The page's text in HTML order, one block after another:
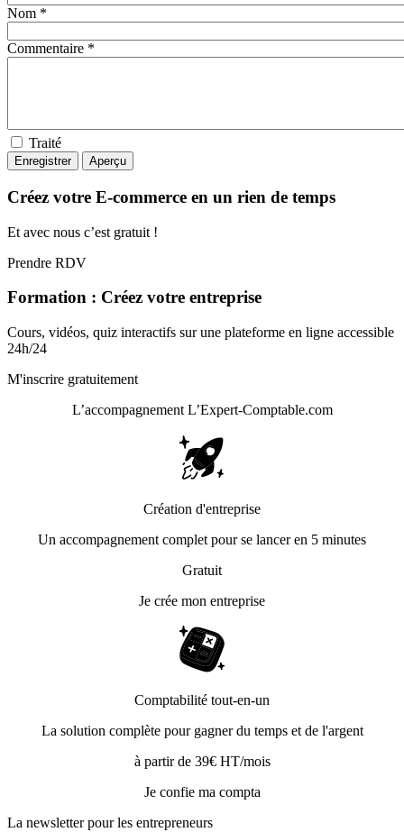
Nom *
Commentaire *
Traité
Créez votre E-commerce en un rien de temps
Et avec nous c’est gratuit !
Prendre RDV
Formation : Créez votre entreprise
Cours, vidéos, quiz interactifs sur une plateforme en ligne accessible
24h/24
M'inscrire gratuitement
L’accompagnement L’Expert-Comptable.com
Création d'entreprise
Un accompagnement complet pour se lancer en 5 minutes
Gratuit
Je crée mon entreprise
Comptabilité tout-en-un
La solution complète pour gagner du temps et de l'argent
à partir de 39€ HT/mois
Je confie ma compta
La newsletter pour les entrepreneurs